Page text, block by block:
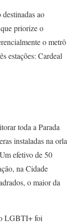
ao
priorize o
o metrô
estações: Cardeal
toda a Parada
instaladas na orla
efetivo de 50
na Cidade
o maior da
LGBTI+ foi